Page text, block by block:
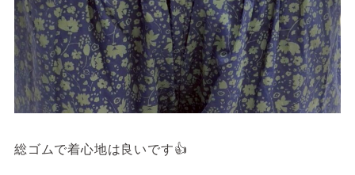
総ゴムで着心地は良いです👍